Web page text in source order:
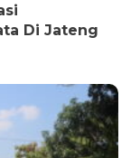
Di Jateng